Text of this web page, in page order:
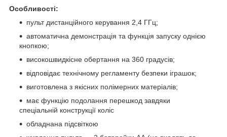
Особливості:
пульт дистанційного керування 2,4 ГГц;
автоматична демонстрація та функція запуску однією
кнопкою;
високошвидкісне обертання на 360 градусів;
відповідає технічному регламенту безпеки іграшок;
виготовлена з якісних полімерних матеріалів;
має функцію подолання перешкод завдяки
спеціальній конструкції коліс
обладнана підсвіткою